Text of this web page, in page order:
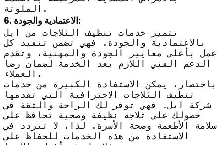
الملوثة.
6. الاعتمادية والجودة:
تتميز خدمات تنظيف الثلاجات من ابل
بالاعتمادية والجودة. فهي تضمن تنفيذ كل
عمل بأعلى معايير الجودة والمهنية، وتقدم
الدعم الفني اللازم بعد الخدمة لضمان رضا
العملاء.
باختصار، يمكن الاستفادة الكبيرة من خدمات
تنظيف الثلاجات الاحترافية التي تقدمها
شركة ابل. فهي توفر لك الراحة والثقة في
حصولك على ثلاجة نظيفة وصحية تحافظ على
سلامة الأطعمة وصحة الأسرة. لذا، لا تتردد في
الاستفادة من هذه الخدمات للحفاظ على